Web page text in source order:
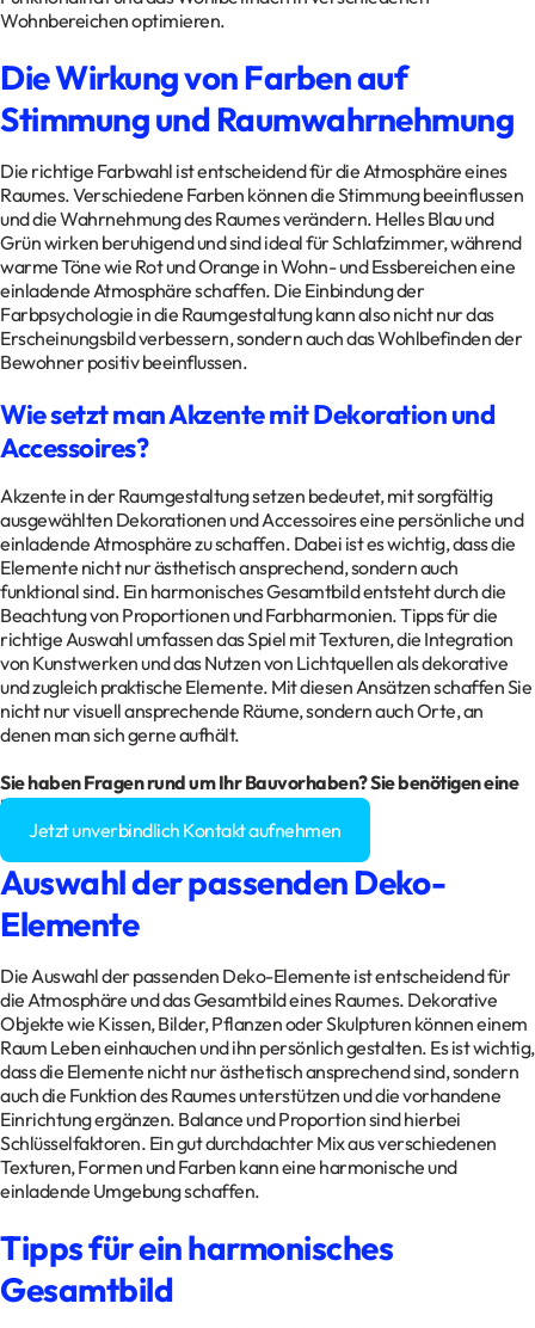
Wohnbereichen optimieren.
Die Wirkung von Farben auf
Stimmung und Raumwahrnehmung
Die richtige Farbwahl ist entscheidend für die Atmosphäre eines
Raumes. Verschiedene Farben können die Stimmung beeinflussen
und die Wahrnehmung des Raumes verändern. Helles Blau und
Grün wirken beruhigend und sind ideal für Schlafzimmer, während
warme Töne wie Rot und Orange in Wohn- und Essbereichen eine
einladende Atmosphäre schaffen. Die Einbindung der
Farbpsychologie in die Raumgestaltung kann also nicht nur das
Erscheinungsbild verbessern, sondern auch das Wohlbefinden der
Bewohner positiv beeinflussen.
Wie setzt man Akzente mit Dekoration und
Accessoires?
Akzente in der Raumgestaltung setzen bedeutet, mit sorgfältig
ausgewählten Dekorationen und Accessoires eine persönliche und
einladende Atmosphäre zu schaffen. Dabei ist es wichtig, dass die
Elemente nicht nur ästhetisch ansprechend, sondern auch
funktional sind. Ein harmonisches Gesamtbild entsteht durch die
Beachtung von Proportionen und Farbharmonien. Tipps für die
richtige Auswahl umfassen das Spiel mit Texturen, die Integration
von Kunstwerken und das Nutzen von Lichtquellen als dekorative
und zugleich praktische Elemente. Mit diesen Ansätzen schaffen Sie
nicht nur visuell ansprechende Räume, sondern auch Orte, an
denen man sich gerne aufhält.
Sie haben Fragen rund um IhrBauvorhaben? Sie benötigen eine
Baugenehmigung?
Jetzt unverbindlich Kontakt aufnehmen
Auswahl der passenden Deko-
Elemente
Die Auswahl der passenden Deko-Elemente ist entscheidend für
die Atmosphäre und das Gesamtbild eines Raumes. Dekorative
Objekte wie Kissen, Bilder, Pflanzen oder Skulpturen können einem
Raum Leben einhauchen und ihn persönlich gestalten. Es ist wichtig,
dass die Elemente nicht nur ästhetisch ansprechend sind, sondern
auch die Funktion des Raumes unterstützen und die vorhandene
Einrichtung ergänzen. Balance und Proportion sind hierbei
Schlüsselfaktoren. Ein gut durchdachter Mix aus verschiedenen
Texturen, Formen und Farben kann eine harmonische und
einladende Umgebung schaffen.
Tipps für ein harmonisches
Gesamtbild